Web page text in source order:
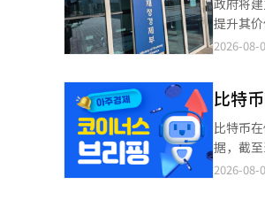
的‘经济
代际、地区间的
议’每月
案。基础
法，积
的专业
辑。
总额为
入的综合支持方案。 在生物领域，政府将制定AI新
引入焊
手等三
示等十大产业的专用人形机
计划建立
政府将
并在第四季
提升其价值。 政府于5日召开了“紧急经济总部会议暨经济结构创新关系部长会
系大转型（K-Asset创
资产管
（KAMCO）等专业机构
审议和决定
计划根
用成果的反馈机制
2026-08-
比特
比特币
据，截
疲软，
2026-08-